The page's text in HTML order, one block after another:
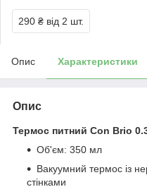
290 ₴ від 2 шт.
Опис Характеристики
Опис
Термос питний Con Brio
Об'єм: 350 мл
Вакуумний термос із
стінками